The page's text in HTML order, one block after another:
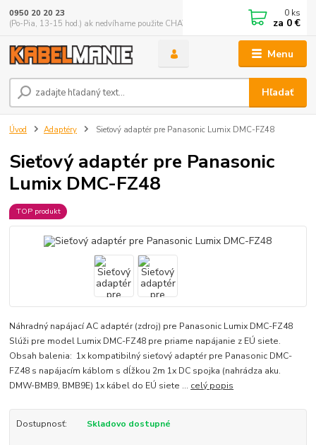
Menu
Hľadať
0950 20 20 23
(Po-Pia, 13-15 hod.) ak nedvíhame použite CHATBOX
0 ks
za 0 €
Úvod Adaptéry Sieťový adaptér pre Panasonic Lumix DMC-FZ48
Sieťový adaptér pre Panasonic
Lumix DMC-FZ48
TOP produkt
Náhradný napájací AC adaptér (zdroj) pre Panasonic Lumix DMC-FZ48
Slúži pre model Lumix DMC-FZ48 pre priame napájanie z EÚ siete.
Obsah balenia: 1x kompatibilný sieťový adaptér pre Panasonic DMC-
FZ48 s napájacím káblom s dĺžkou 2m 1x DC spojka (nahrádza aku.
DMW-BMB9, BMB9E) 1x kábel do EÚ siete ... celý popis
Dostupnosť: Skladovo dostupné